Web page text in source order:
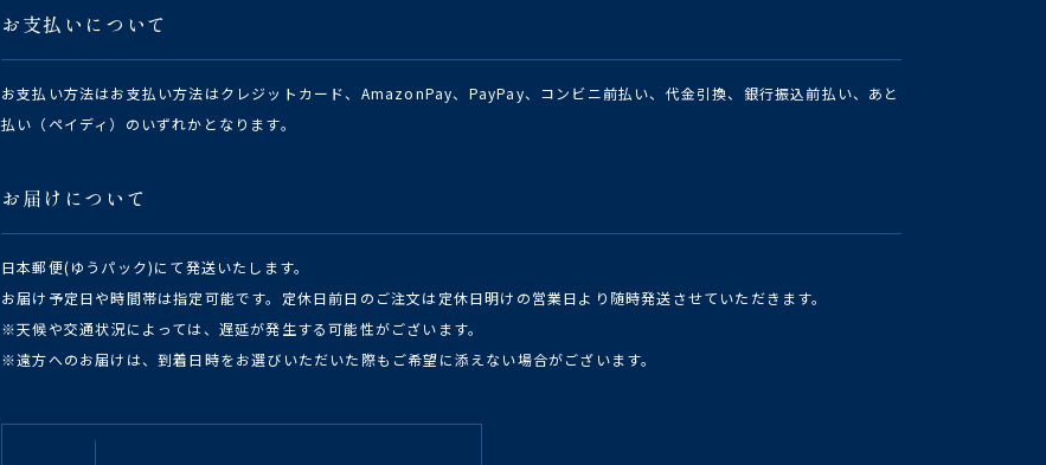
お支払いについて
お支払い方法はお支払い方法はクレジットカード、AmazonPay、PayPay、コンビニ前払い、代金引換、銀行振込前払い、あと
払い（ペイディ）のいずれかとなります。
お届けについて
日本郵便(ゆうパック)にて発送いたします。
お届け予定日や時間帯は指定可能です。定休日前日のご注文は定休日明けの営業日より随時発送させていただきます。
※天候や交通状況によっては、遅延が発生する可能性がございます。
※遠方へのお届けは、到着日時をお選びいただいた際もご希望に添えない場合がございます。